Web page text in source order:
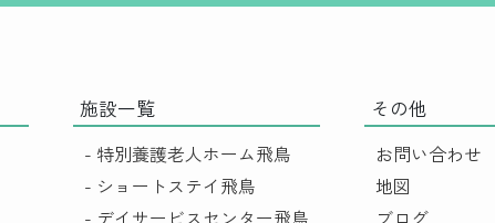
施設一覧
- 特別養護老人ホーム飛鳥
- ショートステイ飛鳥
その他
お問い合わせ
地図